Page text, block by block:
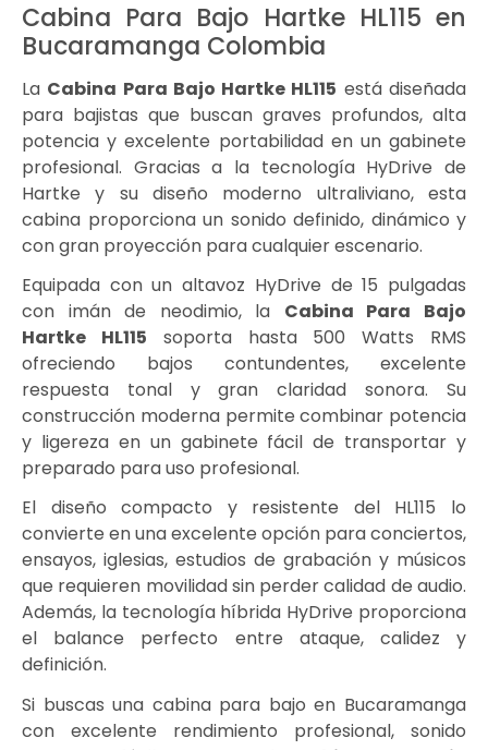
Cabina Para Bajo Hartke HL115 en
Bucaramanga Colombia
La Cabina Para Bajo Hartke HL115 está diseñada
para bajistas que buscan graves profundos, alta
potencia y excelente portabilidad en un gabinete
profesional. Gracias a la tecnología HyDrive de
Hartke y su diseño moderno ultraliviano, esta
cabina proporciona un sonido definido, dinámico y
con gran proyección para cualquier escenario.
Equipada con un altavoz HyDrive de 15 pulgadas
con imán de neodimio, la Cabina Para Bajo
Hartke HL115 soporta hasta 500 Watts RMS
ofreciendo bajos contundentes, excelente
respuesta tonal y gran claridad sonora. Su
construcción moderna permite combinar potencia
y ligereza en un gabinete fácil de transportar y
preparado para uso profesional.
El diseño compacto y resistente del HL115 lo
convierte en una excelente opción para conciertos,
ensayos, iglesias, estudios de grabación y músicos
que requieren movilidad sin perder calidad de audio.
Además, la tecnología híbrida HyDrive proporciona
el balance perfecto entre ataque, calidez y
definición.
Si buscas una cabina para bajo en Bucaramanga
con excelente rendimiento profesional, sonido